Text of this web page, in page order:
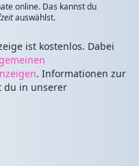
online. Das kannst du
auswählst.
ist kostenlos. Dabei
. Informationen zur
du in unserer